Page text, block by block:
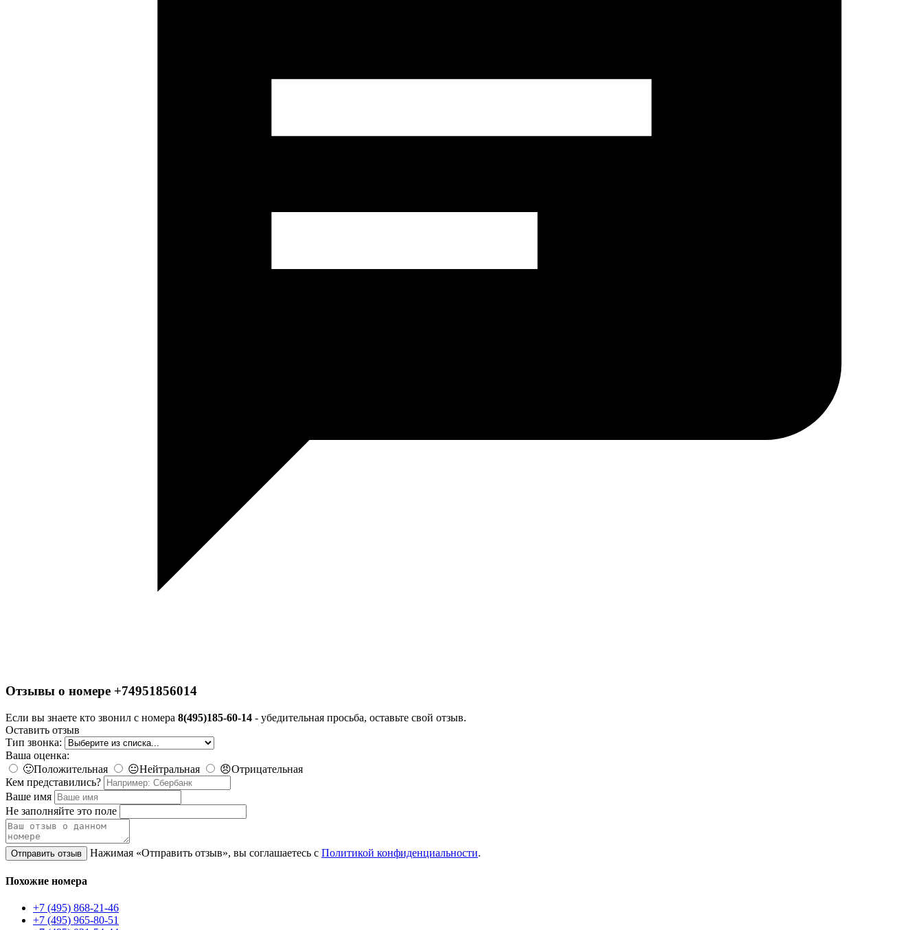
Отзывы о номере +74951856014
Если вы знаете кто звонил с номера 8(495)185-60-14 - убедительная просьба, оставьте свой отзыв.
Оставить отзыв
Тип звонка:
Ваша оценка:
🙂Положительная 😐Нейтральная 😠Отрицательная
Кем представились?
Ваше имя
Не заполняйте это поле
Отправить отзыв Нажимая «Отправить отзыв», вы соглашаетесь с Политикой конфиденциальности.
Похожие номера
+7 (495) 868-21-46
+7 (495) 965-80-51